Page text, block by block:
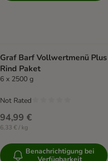
Graf Barf Vollwertmenü Plus
Rind Paket
6 x 2500 g
94,99 €
6,33 € / kg
Not Rated
Benachrichtigung bei